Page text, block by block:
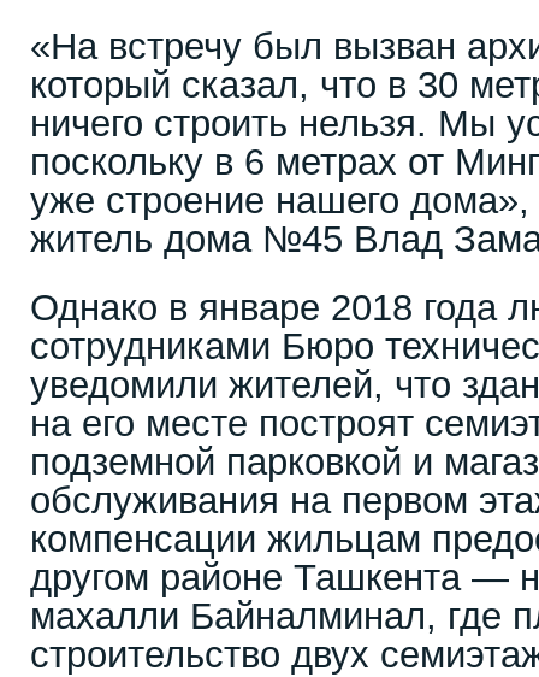
«На встречу был вызван
который сказал, что в 30
ничего строить нельзя. Мы
поскольку в 6 метрах от
уже строение нашего
житель дома №45 Влад
Однако в январе 2018 года
сотрудниками Бюро
уведомили жителей, что
на его месте построят
подземной парковкой и
обслуживания на первом
компенсации жильцам
другом районе Ташкента —
махалли Байналминал, где
строительство двух